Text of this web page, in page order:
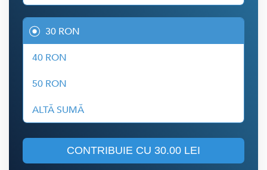
30 RON
40 RON
50 RON
ALTĂ SUMĂ
CONTRIBUIE CU 30.00 LEI